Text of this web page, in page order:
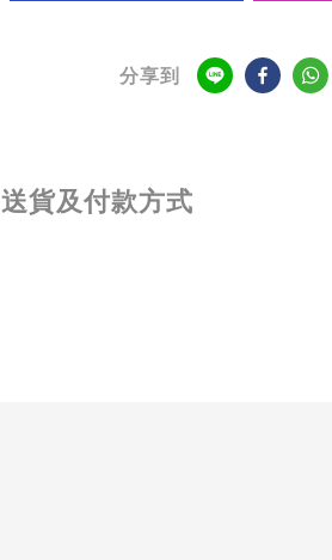
分享到
送貨及付款方式